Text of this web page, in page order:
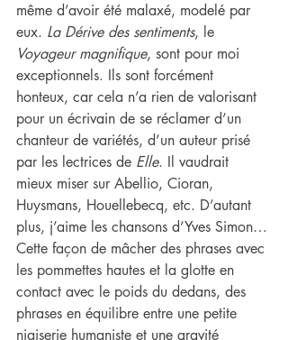
même d’avoir été malaxé, modelé par
eux. La Dérive des sentiments, le
Voyageur magnifique, sont pour moi
exceptionnels. Ils sont forcément
honteux, car cela n’a rien de valorisant
pour un écrivain de se réclamer d’un
chanteur de variétés, d’un auteur prisé
par les lectrices de Elle. Il vaudrait
mieux miser sur Abellio, Cioran,
Huysmans, Houellebecq, etc. D’autant
plus, j’aime les chansons d’Yves Simon…
Cette façon de mâcher des phrases avec
les pommettes hautes et la glotte en
contact avec le poids du dedans, des
phrases en équilibre entre une petite
niaiserie humaniste et une gravité